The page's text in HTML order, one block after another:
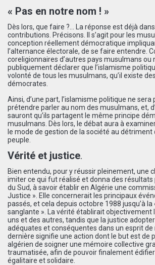
« Pas en notre nom ! »
Dès lors, que faire ?… La réponse est déjà
contributions. Précisons. Il s’agit pour les
conception réellement démocratique
l’alternance électorale, de se faire entendre.
coreligionnaires d’autres pays musulmans ou
publiquement déclarer que l’islamisme
volonté de tous les musulmans, qu’il existe
démocrates.
Ainsi, d’une part, l’islamisme politique ne sera
prétendre parler au nom des musulmans, et,
sauront qu’ils partagent le même principe
musulmans. Dès lors, le débat aura à
le mode de gestion de la société au détriment
peuple.
Vérité et justice.
Bien entendu, pour y réussir pleinement, une
imiter ce qui fut réalisé et donna des
du Sud, à savoir établir en Algérie une
Justice ». Elle concernerait les principaux
passés, et cela depuis octobre 1988 jusqu’à la
sanglante ». La vérité établirait objectivement
uns et des autres, tandis que la justice
adéquates et conséquentes dans un esprit de
dernière signifie une action dont le but est de
algérien de soigner une mémoire collective
traumatisée, afin de pouvoir finalement
égalitaire et solidaire.